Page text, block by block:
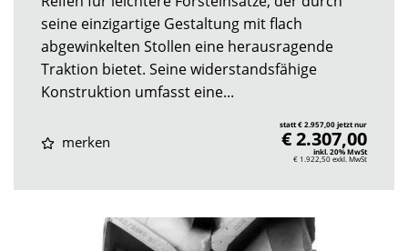
seine einzigartige Gestaltung mit flach
abgewinkelten Stollen eine herausragende
Traktion bietet. Seine widerstandsfähige
Konstruktion umfasst eine...
merken
statt € 2.957,00 jetzt nur
€ 2.307,00
inkl. 20% MwSt
€ 1.922,50exkl. MwSt